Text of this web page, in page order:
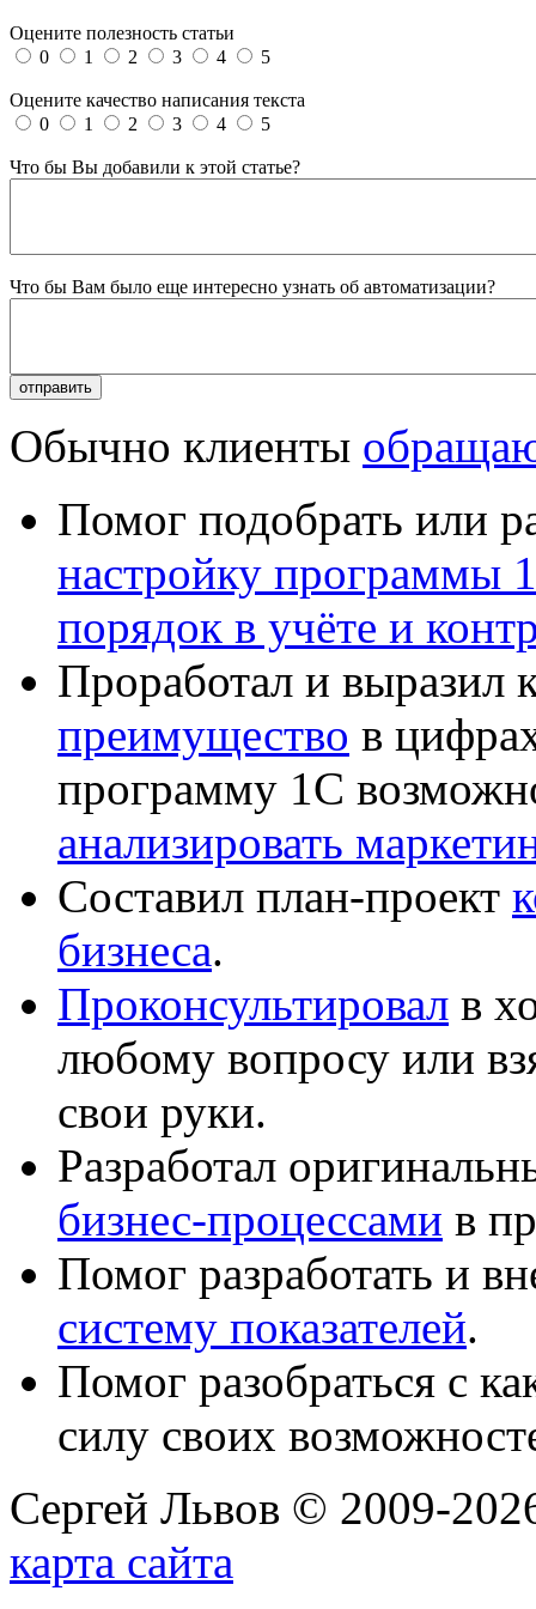
Оцените полезность статьи
0
1 2 3 4 5
Оцените качество написания текста
0
1 2 3 4 5
Что бы Вы добавили к этой статье?
Что бы Вам было еще интересно узнать об автоматизации?
Обычно клиенты
Помог подобрать или
настройку программы
порядок в учёте и
Проработал и выразил
преимущество в
программу 1С
анализировать
Составил план-проект
бизнеса.
Проконсультировал в
любому вопросу или
свои руки.
Разработал
бизнес-процессами в
Помог разработать и
систему показателей.
Помог разобраться с
силу своих
Сергей Львов © 2009-
карта сайта